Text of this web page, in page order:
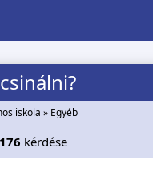
iskola » Egyéb
kérdése